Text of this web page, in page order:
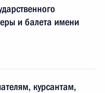
и балета имени
курсантам,